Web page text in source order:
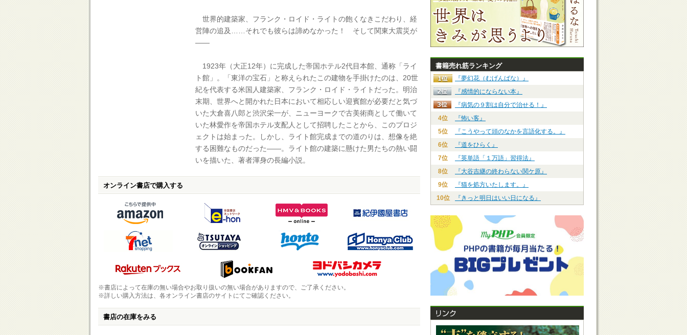
世界的建築家、フランク・ロイド・ライトの飽くなきこだわり、経
営陣の追及……それでも彼らは諦めなかった！ そして関東大震災が
――
1923年（大正12年）に完成した帝国ホテル2代目本館、通称「ライ
ト館」。「東洋の宝石」と称えられたこの建物を手掛けたのは、20世
紀を代表する米国人建築家、フランク・ロイド・ライトだった。明治
末期、世界へと開かれた日本において相応しい迎賓館が必要だと気づ
いた大倉喜八郎と渋沢栄一が、ニューヨークで古美術商として働いて
いた林愛作を帝国ホテル支配人として招聘したことから、このプロジ
ェクトは始まった。しかし、ライト館完成までの道のりは、想像を絶
する困難なものだった――。ライト館の建築に懸けた男たちの熱い闘
いを描いた、著者渾身の長編小説。
オンライン書店で購入する
※書店によって在庫の無い場合やお取り扱いの無い場合がありますので、ご了承ください。
※詳しい購入方法は、各オンライン書店のサイトにてご確認ください。
書店の在庫をみる
書籍売れ筋ランキング
『夢幻花（むげんばな）』
『感情的にならない本』
『病気の９割は自分で治せる！』
4位
『怖い客』
5位
『こうやって頭のなかを言語化する。』
6位
『道をひらく』
7位
『英単語「１万語」習得法』
8位
『大谷吉継の終わらない関ケ原』
9位
『猫を処方いたします。』
10位
『きっと明日はいい日になる』